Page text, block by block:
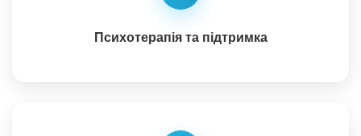
Психотерапія та підтримка